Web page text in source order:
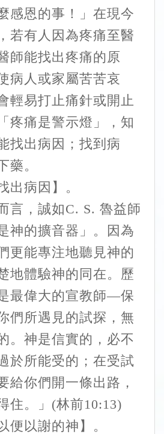
感恩的事！」在現今
若有人因為疼痛至醫
師能找出疼痛的原
病人或家屬苦苦哀
輕易打止痛針或開止
疼痛是警示燈」，知
找出病因；找到病
藥。
出病因】。
，誠如C. S. 魯益師
神的擴音器」。因為
更能專注地聽見神的
地體驗神的同在。歷
最偉大的宣教師—保
們所遇見的試探，無
。神是信實的，必不
於所能受的；在受試
給你們開一條出路，
住。」(林前10:13)
便以謝的神】。